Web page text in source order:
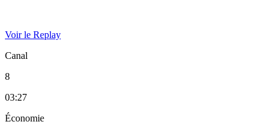
Voir le Replay
Canal
8
03:27
Économie